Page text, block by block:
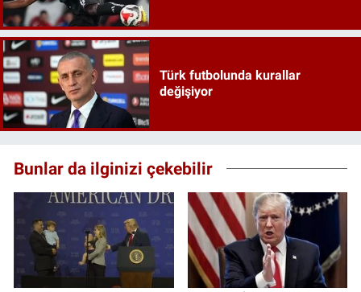
Türk futbolunda kurallar
değişiyor
Bunlar da ilginizi çekebilir